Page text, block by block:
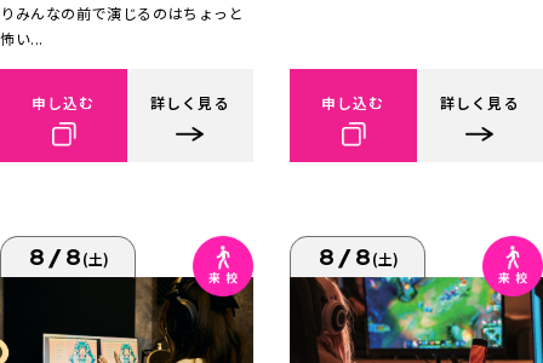
りみんなの前で演じるのはちょっと
怖い...
申し込む 詳しく見る 申し込む 詳しく見る
8/8(土) 8/8(土)